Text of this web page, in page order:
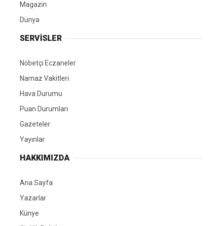
Magazin
Dünya
SERVİSLER
Nöbetçi Eczaneler
Namaz Vakitleri
Hava Durumu
Puan Durumları
Gazeteler
Yayınlar
HAKKIMIZDA
Ana Sayfa
Yazarlar
Künye